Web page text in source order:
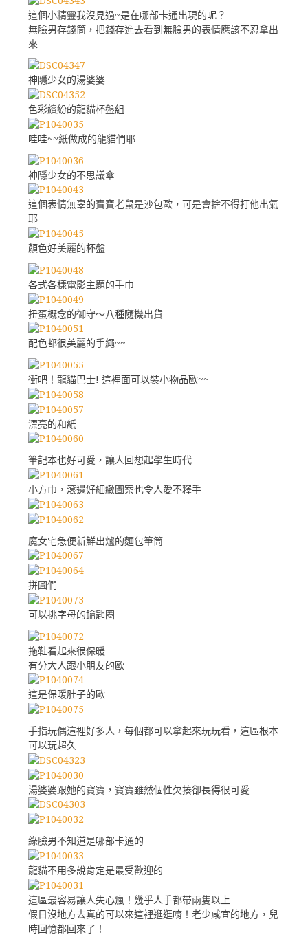
這個小精靈我沒見過~是在哪部卡通出現的呢？
無臉男存錢筒，把錢存進去看到無臉男的表情應該不忍拿出
來
神隱少女的湯婆婆
色彩繽紛的龍貓杯盤組
哇哇~~紙做成的龍貓們耶
神隱少女的不思議傘
這個表情無辜的寶寶老鼠是沙包歐，可是會捨不得打他出氣
耶
顏色好美麗的杯盤
各式各樣電影主題的手巾
扭蛋概念的御守～八種隨機出貨
配色都很美麗的手繩~~
衝吧！龍貓巴士! 這裡面可以裝小物品歐~~
漂亮的和紙
筆記本也好可愛，讓人回想起學生時代
小方巾，滾邊好細緻圖案也令人愛不釋手
魔女宅急便新鮮出爐的麵包筆筒
拼圖們
可以挑字母的鑰匙圈
拖鞋看起來很保暖
有分大人跟小朋友的歐
這是保暖肚子的歐
手指玩偶這裡好多人，每個都可以拿起來玩玩看，這區根本
可以玩超久
湯婆婆跟她的寶寶，寶寶雖然個性欠揍卻長得很可愛
綠臉男不知道是哪部卡通的
龍貓不用多說肯定是最受歡迎的
這區最容易讓人失心瘋！幾乎人手都帶兩隻以上
假日沒地方去真的可以來這裡逛逛唷！老少咸宜的地方，兒
時回憶都回來了！